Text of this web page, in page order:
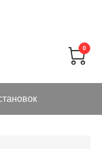
0